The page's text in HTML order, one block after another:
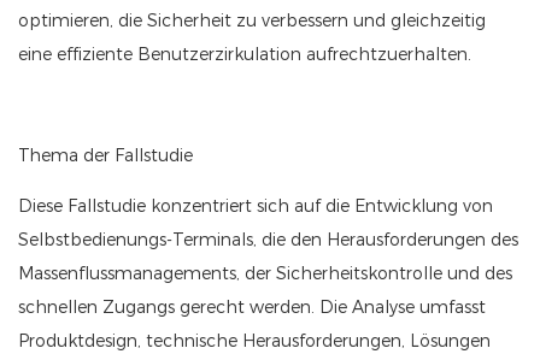
optimieren, die Sicherheit zu verbessern und gleichzeitig
eine effiziente Benutzerzirkulation aufrechtzuerhalten.
Thema der Fallstudie
Diese Fallstudie konzentriert sich auf die Entwicklung von
Selbstbedienungs-Terminals, die den Herausforderungen des
Massenflussmanagements, der Sicherheitskontrolle und des
schnellen Zugangs gerecht werden. Die Analyse umfasst
Produktdesign, technische Herausforderungen, Lösungen